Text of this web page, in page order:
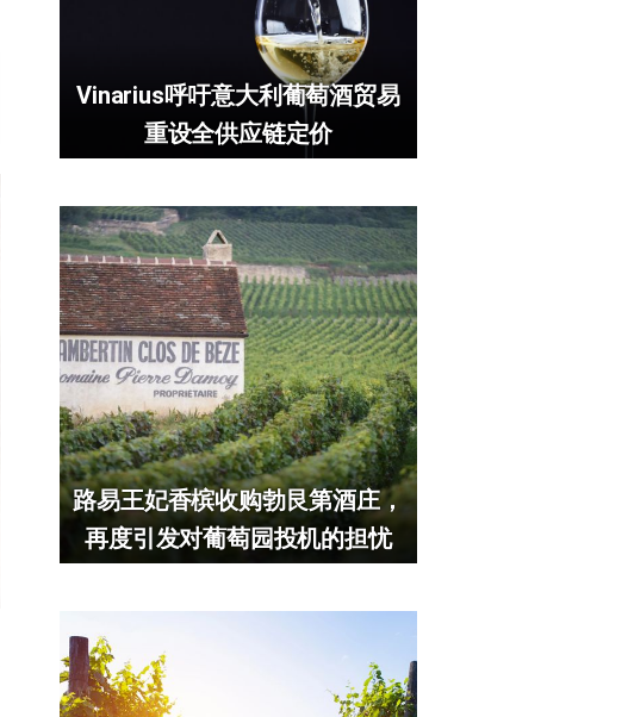
Vinarius呼吁意大利葡萄酒贸易
重设全供应链定价
路易王妃香槟收购勃艮第酒庄，
再度引发对葡萄园投机的担忧